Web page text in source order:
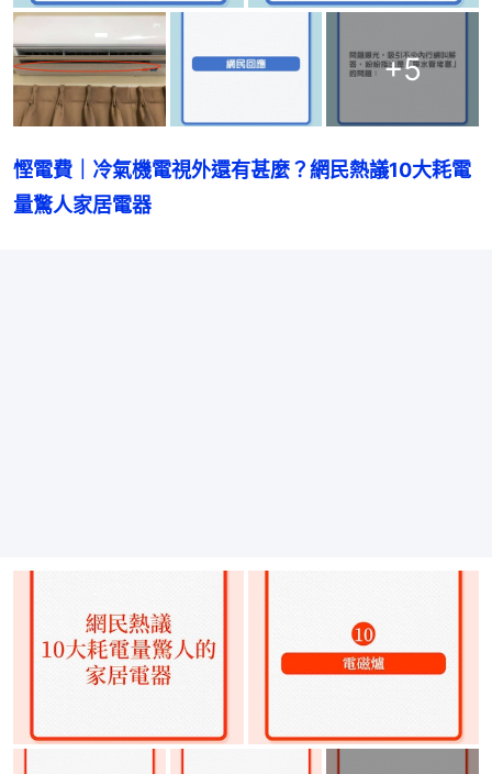
+5
慳電費｜冷氣機電視外還有甚麼？網民熱議10大耗電
量驚人家居電器